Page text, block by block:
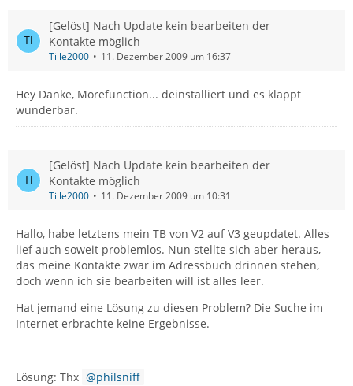
[Gelöst] Nach Update kein bearbeiten der
Kontakte möglich
Tille2000 11. Dezember 2009 um 16:37
Hey Danke, Morefunction... deinstalliert und es klappt
wunderbar.
[Gelöst] Nach Update kein bearbeiten der
Kontakte möglich
Tille2000 11. Dezember 2009 um 10:31
Hallo, habe letztens mein TB von V2 auf V3 geupdatet. Alles
lief auch soweit problemlos. Nun stellte sich aber heraus,
das meine Kontakte zwar im Adressbuch drinnen stehen,
doch wenn ich sie bearbeiten will ist alles leer.
Hat jemand eine Lösung zu diesen Problem? Die Suche im
Internet erbrachte keine Ergebnisse.
Lösung: Thx
philsniff